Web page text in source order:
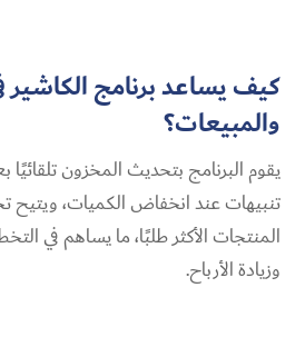
كيف يساعد برنامج الكاشير
والمبيعات؟
يقوم البرنامج بتحديث المخزون
تنبيهات عند انخفاض الكميات، ويتيح
المنتجات الأكثر طلبًا، ما يساهم في
وزيادة الأرباح.